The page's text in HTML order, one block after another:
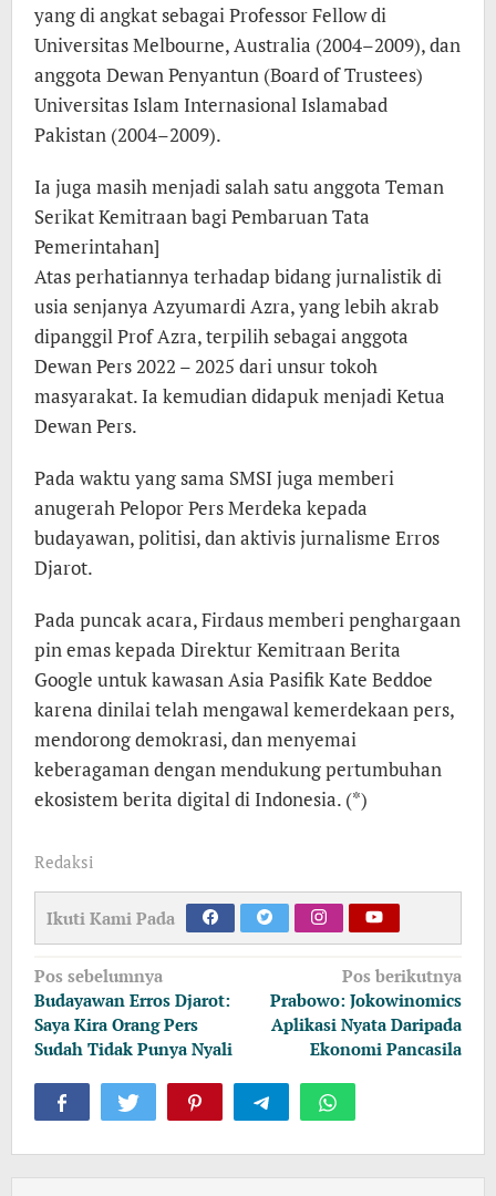
yang di angkat sebagai Professor Fellow di
Universitas Melbourne, Australia (2004–2009), dan
anggota Dewan Penyantun (Board of Trustees)
Universitas Islam Internasional Islamabad
Pakistan (2004–2009).
Ia juga masih menjadi salah satu anggota Teman
Serikat Kemitraan bagi Pembaruan Tata
Pemerintahan]
Atas perhatiannya terhadap bidang jurnalistik di
usia senjanya Azyumardi Azra, yang lebih akrab
dipanggil Prof Azra, terpilih sebagai anggota
Dewan Pers 2022 – 2025 dari unsur tokoh
masyarakat. Ia kemudian didapuk menjadi Ketua
Dewan Pers.
Pada waktu yang sama SMSI juga memberi
anugerah Pelopor Pers Merdeka kepada
budayawan, politisi, dan aktivis jurnalisme Erros
Djarot.
Pada puncak acara, Firdaus memberi penghargaan
pin emas kepada Direktur Kemitraan Berita
Google untuk kawasan Asia Pasifik Kate Beddoe
karena dinilai telah mengawal kemerdekaan pers,
mendorong demokrasi, dan menyemai
keberagaman dengan mendukung pertumbuhan
ekosistem berita digital di Indonesia. (*)
Redaksi
Ikuti Kami Pada
Navigasi
pos
Pos sebelumnya
Budayawan Erros Djarot:
Saya Kira Orang Pers
Sudah Tidak Punya Nyali
Pos berikutnya
Prabowo: Jokowinomics
Aplikasi Nyata Daripada
Ekonomi Pancasila